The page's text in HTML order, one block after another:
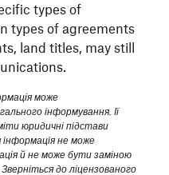
types of
types of agreements
land titles, may still
може
інформування. Ії
юридичні підстави
інформація не може
й не може бути заміною
до ліцензованого